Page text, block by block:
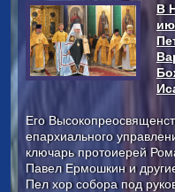
В
Его
епархиального
ключарь протоиерей
Павел Ермошкин и
Пел хор собора под